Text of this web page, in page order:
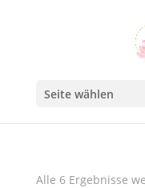
Seite wählen
Alle 6 Ergebnisse